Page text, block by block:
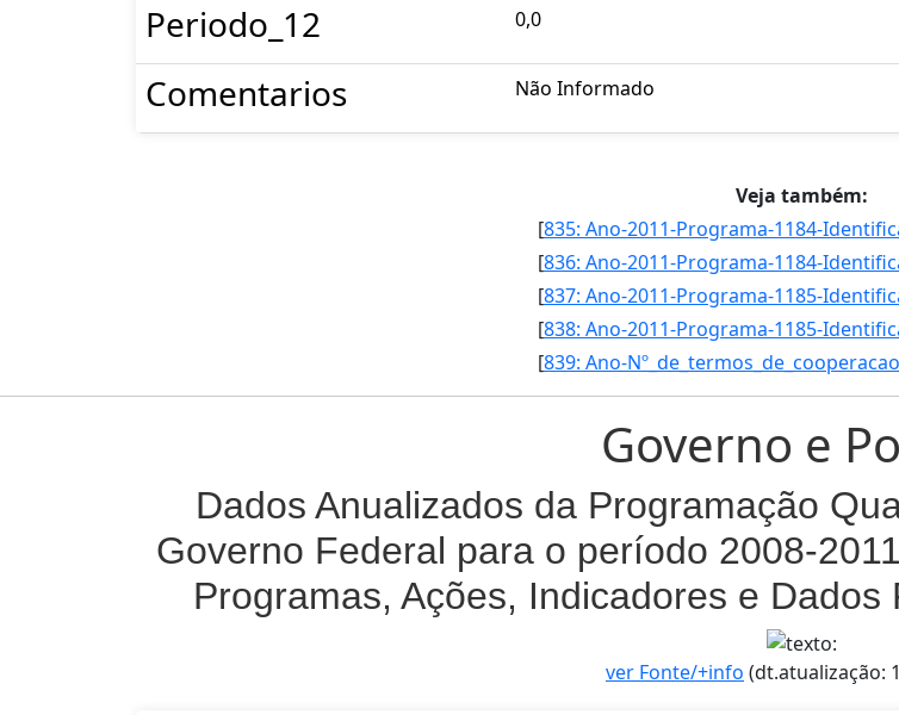
Periodo_12 0,0
Comentarios Não Informado
Veja também:
[
[
[
[
[
Governo e
Dados Anualizados da Programação
Governo Federal para o período 2008-
Programas, Ações, Indicadores e
ver Fonte/+info (dt.atualização: